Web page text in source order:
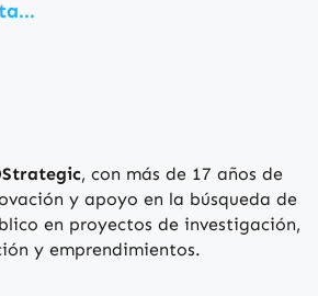
, con más de 17 años de
y apoyo en la búsqueda de
en proyectos de investigación,
y emprendimientos.